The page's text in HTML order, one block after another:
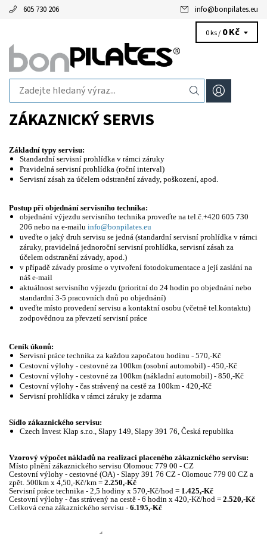
605 730 206 info@bonpilates.eu
0 ks / 0 Kč
ZÁKAZNICKÝ SERVIS
Základní typy servisu:
Standardní servisní prohlídka v rámci záruky
Pravidelná servisní prohlídka (roční interval)
Servisní zásah za účelem odstranění závady, poškození, apod.
Postup při objednání servisního technika:
objednání výjezdu servisního technika proveďte na tel.č.+420 605 730
206 nebo na e-mailu info@bonpilates.eu
uveďte o jaký druh servisu se jedná (standardní servisní prohlídka v rámci
záruky, pravidelná jednoroční servisní prohlídka, servisní zásah za
účelem odstranění závady, apod.)
v případě závady prosíme o vytvoření fotodokumentace a její zaslání na
náš e-mail
aktuálnost servisního výjezdu (prioritní do 24 hodin po objednání nebo
standardní 3-5 pracovních dnů po objednání)
uveďte místo provedení servisu a kontaktní osobu (včetně tel.kontaktu)
zodpovědnou za převzetí servisní práce
Ceník úkonů:
Servisní práce technika za každou započatou hodinu - 570,-Kč
Cestovní výlohy - cestovné za 100km (osobní automobil) - 450,-Kč
Cestovní výlohy - cestovné za 100km (nákladní automobil) - 850,-Kč
Cestovní výlohy - čas strávený na cestě za 100km - 420,-Kč
Servisní prohlídka v rámci záruky je zdarma
Sídlo zákaznického servisu:
Czech Invest Klap s.r.o., Slapy 149, Slapy 391 76, Česká republika
Vzorový výpočet nákladů na realizaci placeného zákaznického servisu:
Místo plnění zákaznického servisu Olomouc 779 00 - CZ
Cestovní výlohy - cestovné (OA) - Slapy 391 76 CZ - Olomouc 779 00 CZ a
zpět. 500km x 4,50,-Kč/km = 2.250,-Kč
Servisní práce technika - 2,5 hodiny x 570,-Kč/hod = 1.425,-Kč
Cestovní výlohy - čas strávený na cestě - 6 hodin x 420,-Kč/hod = 2.520,-Kč
Celková cena zákaznického servisu - 6.195,-Kč